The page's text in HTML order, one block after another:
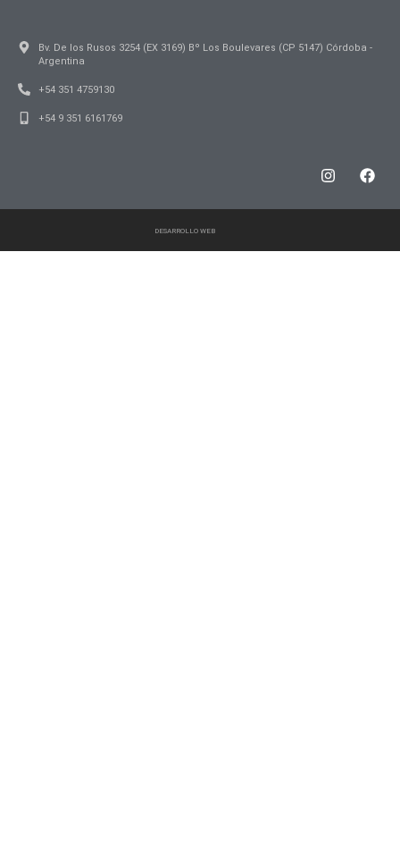
Bv. De los Rusos 3254 (EX 3169) Bº Los Boulevares (CP 5147) Córdoba -
Argentina
+54 351 4759130
+54 9 351 6161769
DESARROLLO WEB